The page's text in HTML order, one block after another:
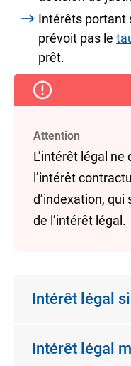
Intérêts portant
prévoit pas le
prêt.
Attention
L’intérêt légal
l’intérêt
d’indexation, qui
de l’intérêt légal.
Intérêt légal
Intérêt légal